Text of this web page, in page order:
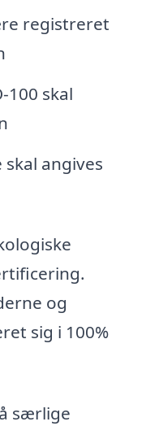
registreret
100 skal
angives
og
sig i 100%
særlige